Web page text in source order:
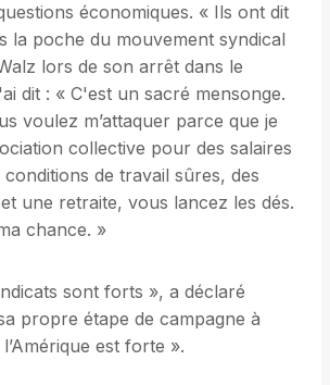
économiques. « Ils ont dit
la poche du mouvement syndical
lors de son arrêt dans le
dit : « C'est un sacré mensonge.
voulez m’attaquer parce que je
collective pour des salaires
conditions de travail sûres, des
une retraite, vous lancez les dés.
chance. »
sont forts », a déclaré
propre étape de campagne à
est forte ».